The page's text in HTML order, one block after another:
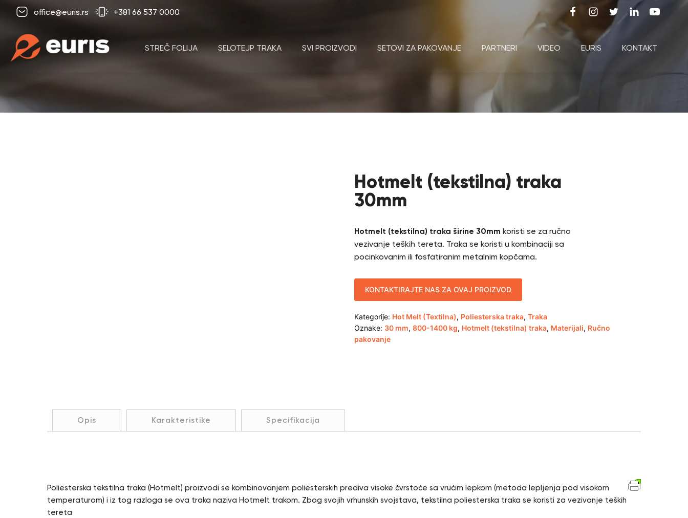
office@euris.rs +381 66 537 0000
STREČ FOLIJA SELOTEJP TRAKA SVI PROIZVODI SETOVI ZA PAKOVANJE PARTNERI VIDEO EURIS KONTAKT
Hotmelt (tekstilna) traka
30mm
Hotmelt (tekstilna) traka širine 30mm koristi se za ručno
vezivanje teških tereta. Traka se koristi u kombinaciji sa
pocinkovanim ili fosfatiranim metalnim kopčama.
KONTAKTIRAJTE NAS ZA OVAJ PROIZVOD
Kategorije: Hot Melt (Textilna), Poliesterska traka, Traka
Oznake: 30 mm, 800-1400 kg, Hotmelt (tekstilna) traka, Materijali, Ručno
pakovanje
Opis Karakteristike Specifikacija
Poliesterska tekstilna traka (Hotmelt) proizvodi se kombinovanjem poliesterskih prediva visoke čvrstoće sa vrućim lepkom (metoda lepljenja pod visokom
temperaturom) i iz tog razloga se ova traka naziva Hotmelt trakom. Zbog svojih vrhunskih svojstava, tekstilna poliesterska traka se koristi za vezivanje teških
tereta